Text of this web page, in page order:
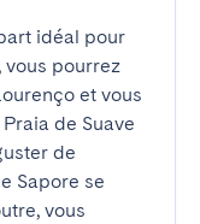
idéal pour
vous pourrez
et vous
de Suave
de
Sapore se
vous